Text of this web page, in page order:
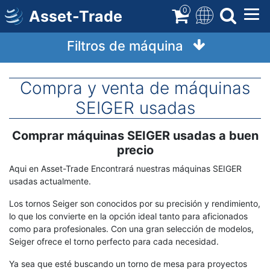
contenido
Asset-Trade 0
Filtros de máquina
Compra y venta de máquinas
SEIGER usadas
Término
Comprar máquinas SEIGER usadas a buen
precio
Aqui en Asset-Trade Encontrará nuestras máquinas SEIGER
usadas actualmente.
Los tornos Seiger son conocidos por su precisión y rendimiento,
lo que los convierte en la opción ideal tanto para aficionados
como para profesionales. Con una gran selección de modelos,
Seiger ofrece el torno perfecto para cada necesidad.
Ya sea que esté buscando un torno de mesa para proyectos